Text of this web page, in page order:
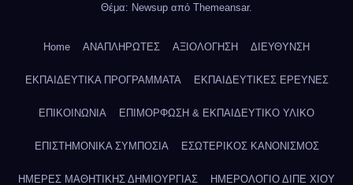
Θέμα: Newsup από Themeansar.
Home ΑΝΑΠΛΗΡΩΤΕΣ ΑΞΙΟΛΟΓΗΣΗ ΔΙΕΥΘΥΝΣΗ
ΕΚΠΑΙΔΕΥΤΙΚΑ ΠΡΟΓΡΑΜΜΑΤΑ ΕΚΠΑΙΔΕΥΤΙΚΕΣ ΕΡΕΥΝΕΣ
ΕΠΙΚΟΙΝΩΝΙΑ ΕΠΙΜΟΡΦΩΣΗ & ΕΚΠΑΙΔΕΥΤΙΚΟ ΥΛΙΚΟ
ΕΠΙΣΤΗΜΟΝΙΚΑ ΣΥΜΠΟΣΙΑ ΕΣΩΤΕΡΙΚΟΣ ΚΑΝΟΝΙΣΜΟΣ
ΗΜΕΡΕΣ ΜΑΘΗΤΙΚΗΣ ΔΗΜΙΟΥΡΓΙΑΣ ΗΜΕΡΟΛΟΓΙΟ ΔΙΠΕ ΧΙΟΥ